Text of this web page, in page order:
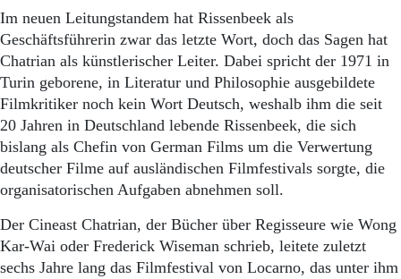
Im neuen Leitungstandem hat Rissenbeek als
Geschäftsführerin zwar das letzte Wort, doch das Sagen hat
Chatrian als künstlerischer Leiter. Dabei spricht der 1971 in
Turin geborene, in Literatur und Philosophie ausgebildete
Filmkritiker noch kein Wort Deutsch, weshalb ihm die seit
20 Jahren in Deutschland lebende Rissenbeek, die sich
bislang als Chefin von German Films um die Verwertung
deutscher Filme auf ausländischen Filmfestivals sorgte, die
organisatorischen Aufgaben abnehmen soll.
Der Cineast Chatrian, der Bücher über Regisseure wie Wong
Kar-Wai oder Frederick Wiseman schrieb, leitete zuletzt
sechs Jahre lang das Filmfestival von Locarno, das unter ihm